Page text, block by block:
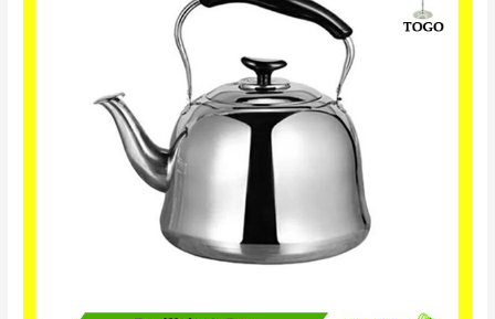
Inoxydable